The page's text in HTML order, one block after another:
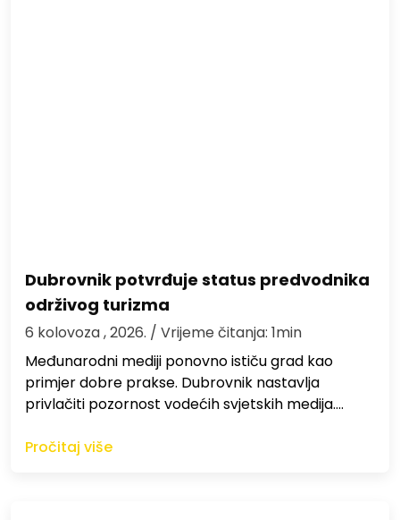
Dubrovnik potvrđuje status predvodnika
održivog turizma
6 kolovoza , 2026. / Vrijeme čitanja: 1min
Međunarodni mediji ponovno ističu grad kao
primjer dobre prakse. Dubrovnik nastavlja
privlačiti pozornost vodećih svjetskih medija.…
Pročitaj više